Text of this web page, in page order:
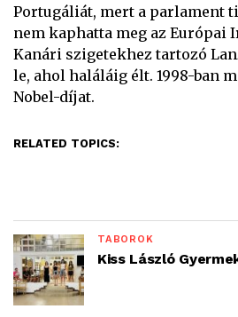
Portugáliát, mert a parlament
nem kaphatta meg az Európai
Kanári szigetekhez tartozó
le, ahol haláláig élt. 1998-ban
Nobel-díjat.
RELATED TOPICS:
TÁBOROK
Kiss László